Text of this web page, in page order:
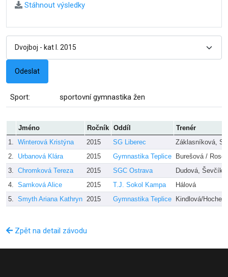
Stáhnout výsledky
Sport: sportovní gymnastika žen
Jméno Ročník Oddíl
Trenér
1. Winterová Kristýna 2015 SG Liberec
Záklasníková,
2.
Urbanová Klára 2015 Gymnastika Teplice
Burešová /
3. Chromková Tereza 2015 SGC Ostrava
Dudová,
4. Samková Alice 2015 T.J. Sokol Kampa
Hálová
5. Smyth Ariana Kathryn 2015 Gymnastika Teplice Kindlová/
Zpět na detail závodu